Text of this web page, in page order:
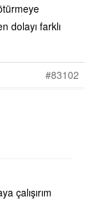
dolayı farklı
#83102
çalışırım